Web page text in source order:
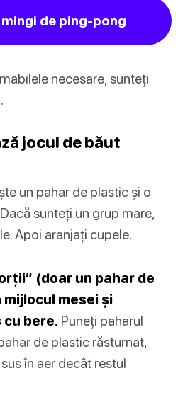
de ping-pong
necesare, sunteți
jocul de băut
un pahar de plastic și o
sunteți un grup mare,
Apoi aranjați cupele.
(doar un pahar de
mesei și
bere. Puneți paharul
de plastic răsturnat,
în aer decât restul